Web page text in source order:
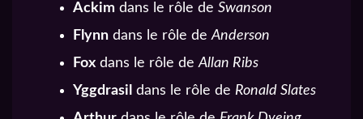
Ackim dans le rôle de Swanson
Flynn dans le rôle deAnderson
Fox dans le rôle deAllan Ribs
Yggdrasil dans le rôle de Ronald Slates